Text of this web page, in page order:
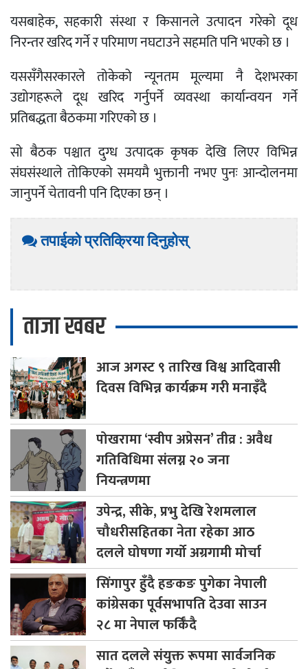
यसबाहेक, सहकारी संस्था र किसानले उत्पादन गरेको दूध
निरन्तर खरिद गर्ने र परिमाण नघटाउने सहमति पनि भएको छ ।
यससँगैसरकारले तोकेको न्यूनतम मूल्यमा नै देशभरका
उद्योगहरूले दूध खरिद गर्नुपर्ने व्यवस्था कार्यान्वयन गर्ने
प्रतिबद्धता बैठकमा गरिएको छ ।
सो बैठक पश्चात दुग्ध उत्पादक कृषक देखि लिएर विभिन्न
संघसंस्थाले तोकिएको समयमै भुक्तानी नभए पुनः आन्दोलनमा
जानुपर्ने चेतावनी पनि दिएका छन् ।
तपाईको प्रतिक्रिया दिनुहोस्
ताजा खबर
आजअगस्ट ९ तारिख विश्व आदिवासी
दिवस विभिन्न कार्यक्रम गरी मनाइँदै
पोखरामा‘स्वीप अप्रेसन’ तीव्र : अवैध
गतिविधिमा संलग्न २० जना
नियन्त्रणमा
उपेन्द्र,सीके, प्रभु देखि रेशमलाल
चौधरीसहितका नेता रहेका आठ
दलले घोषणा गर्यो अग्रगामी मोर्चा
सिंगापुरहुँदै हङकङ पुगेका नेपाली
कांग्रेसका पूर्वसभापति देउवा साउन
२८ मा नेपाल फर्किँदै
सातदलले संयुक्त रूपमा सार्वजनिक